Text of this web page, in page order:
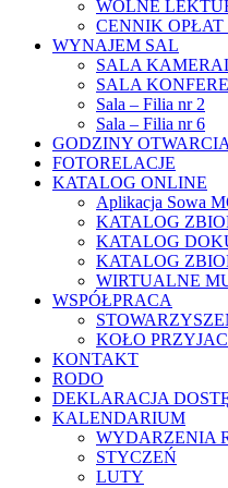
WOLNE
CENNIK OPŁAT
WYNAJEM SAL
SALA
SALA
Sala – Filia nr 2
Sala – Filia nr 6
GODZINY OTWARCIA
FOTORELACJE
KATALOG ONLINE
Aplikacja Sowa
KATALOG
KATALOG
KATALOG
WIRTUALNE
WSPÓŁPRACA
KOŁO
KONTAKT
RODO
DEKLARACJA
KALENDARIUM
WYDARZENIA
STYCZEŃ
LUTY